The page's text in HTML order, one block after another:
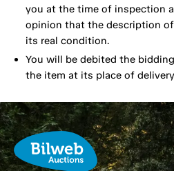
you at the time of inspection
opinion that the description
its real condition.
You will be debited the
the item at its place of